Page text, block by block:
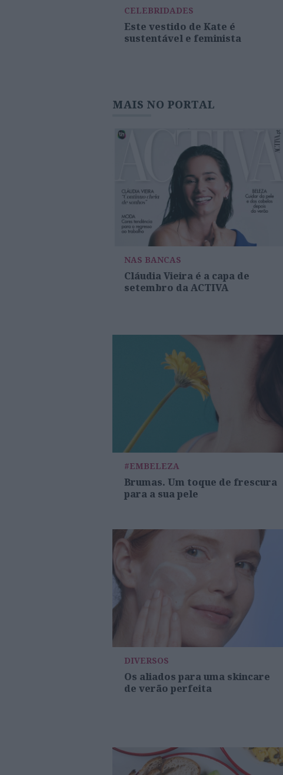
CELEBRIDADES
Este vestido de Kate é
sustentável e feminista
MAIS NO PORTAL
NAS BANCAS
Cláudia Vieira é a capa de
setembro da ACTIVA
#EMBELEZA
Brumas. Um toque de frescura
para a sua pele
DIVERSOS
Os aliados para uma skincare
de verão perfeita